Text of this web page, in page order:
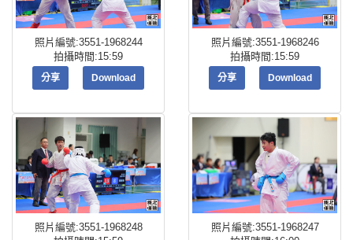
照片編號:3551-1968244
拍攝時間:15:59
分享 Download
照片編號:3551-1968246
拍攝時間:15:59
分享 Download
照片編號:3551-1968248
照片編號:3551-1968247